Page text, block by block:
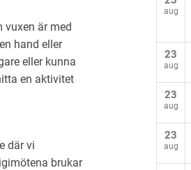
vuxen är med
hand eller
eller kunna
en aktivitet
där vi
brukar
aug
23
aug
23
aug
23
aug